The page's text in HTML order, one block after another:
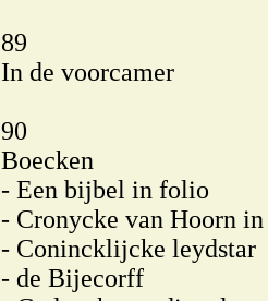
89
In de voorcamer
90
Boecken
- Een bijbel in folio
- Cronycke van Hoorn
- Conincklijcke leydstar
- de Bijecorff